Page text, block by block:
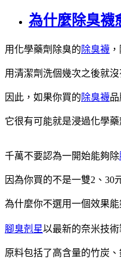
為什麼除臭襪
用化學藥劑除臭的除臭襪
用清潔劑洗個幾次之後就沒
因此，如果你買的除臭襪
它很有可能就是浸過化學藥
千萬不要認為一開始能夠除
因為你買的不是一雙2、30
為什麼你不選用一個效果
腳臭剋星以最新的奈米技術
原料包括了高含量的竹炭